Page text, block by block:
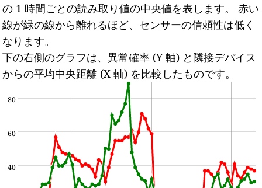
の 1 時間ごとの読み取り値の中央値を表します。
赤い
線が緑の線から離れるほど、センサーの信頼性は低く
なります。
下の右側のグラフは、異常確率 (Y 軸) と隣接デバイス
からの平均中央距離 (X 軸) を比較したものです。
40
60
80